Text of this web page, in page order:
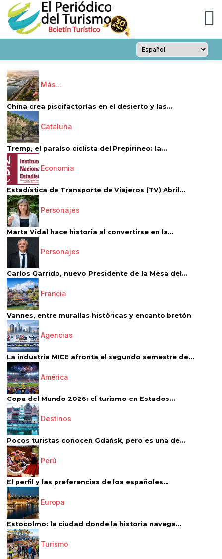
Más...
China crea piscifactorías en el desierto y las...
Cataluña
Tremp, el paraíso ciclista del Prepirineo: la...
Economía
Estadística de Transporte de Viajeros (TV) Abril...
Personajes
Marta Vidal hace historia al convertirse en la...
Personajes
Carlos Garrido, nuevo Presidente de la Mesa del...
Francia
Vannes, entre murallas históricas y encanto bretón
Agencias
La industria MICE afronta el segundo semestre de...
América
Copa del Mundo 2026: el turismo en Estados...
Destinos
Pocos turistas conocen Gdańsk, pero es una de...
Perú
El perfil y las preferencias de los españoles...
Europa
Estocolmo: la ciudad donde la historia navega...
Turismo